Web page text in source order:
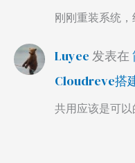
刚刚重装系统
Luyee 发表在
Cloudreve搭
共用应该是可